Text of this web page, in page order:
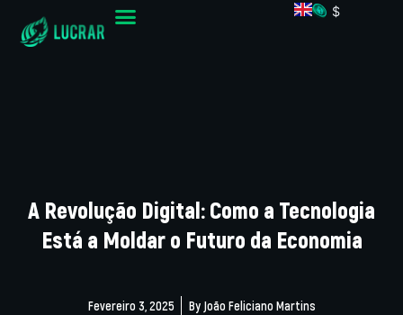
$
A Revolução Digital: Como a Tecnologia
Está a Moldar o Futuro da Economia
Fevereiro 3, 2025 ByJoão Feliciano Martins